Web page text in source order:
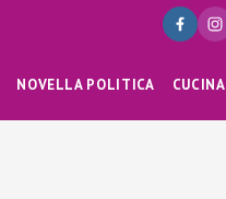
NOVELLA POLITICA CUCINA